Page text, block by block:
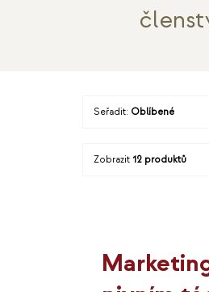
Seřadit: Oblíbené
Zobrazit 12 produktů